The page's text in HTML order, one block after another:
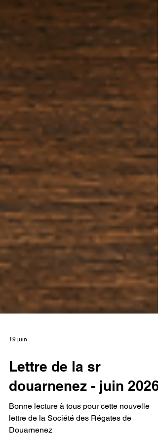
19 juin
Lettre de la sr
douarnenez - juin 2026
Bonne lecture à tous pour cette nouvelle